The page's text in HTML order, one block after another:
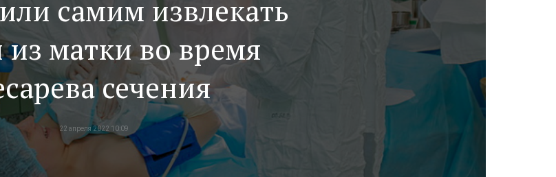
самим извлекать
из матки во время
сечения
22 апреля 2022 10:09